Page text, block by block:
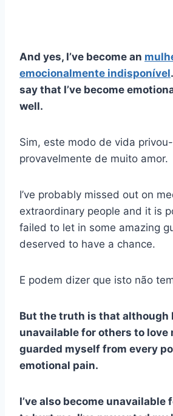
And yes, I’ve become an
emocionalmente indisponível
say that I’ve become
well.
Sim, este modo de vida
provavelmente de muito amor.
I’ve probably missed out on
extraordinary people and it is
failed to let in some amazing
deserved to have a chance.
E podem dizer que isto não
But the truth is that although
unavailable for others to love
guarded myself from every
emotional pain.
I’ve also become unavailable